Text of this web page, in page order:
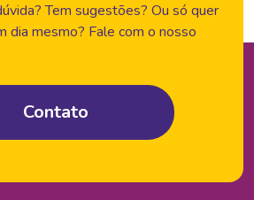
Tem sugestões? Ou só quer
dia mesmo? Fale com o nosso
Contato